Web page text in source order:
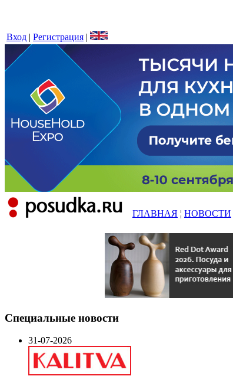
Вход | Регистрация |
ГЛАВНАЯ ¦ НОВОСТИ
Специальные новости
31-07-2026